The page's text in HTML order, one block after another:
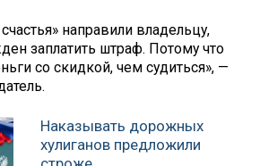
направили владельцу,
заплатить штраф. Потому что
со скидкой, чем судиться», —
Наказывать дорожных
хулиганов предложили